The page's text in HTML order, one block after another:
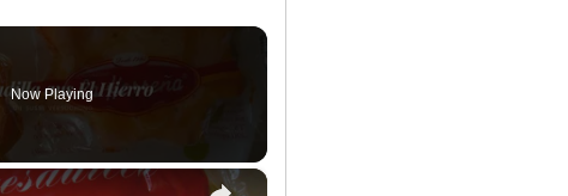
Now Playing
×